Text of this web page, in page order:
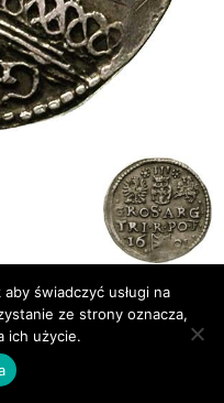
by TagDiv
świadczyć usługi na
ze strony oznacza,
ich użycie.